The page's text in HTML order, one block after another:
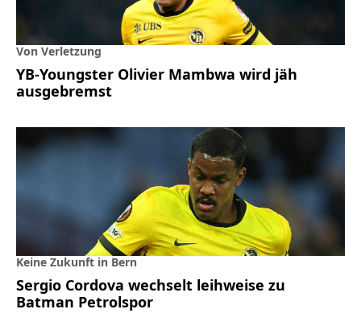
Von Verletzung
YB-Youngster Olivier Mambwa wird jäh
ausgebremst
Keine Zukunft in Bern
Sergio Cordova wechselt leihweise zu
Batman Petrolspor